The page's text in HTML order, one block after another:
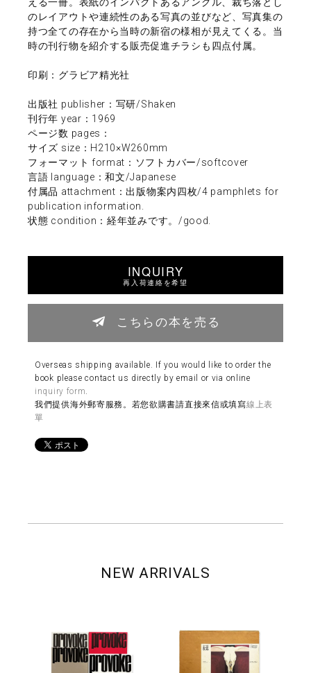
のレイアウトや連続性のある写真の並びなど、写真集の
持つ全ての存在から当時の新宿の様相が見えてくる。当
時の刊行物を紹介する販売促進チラシも四点付属。
印刷：グラビア精光社
出版社 publisher：写研/Shaken
刊行年 year：1969
ページ数 pages：
サイズ size：H210×W260mm
フォーマット format：ソフトカバー/softcover
言語 language：和文/Japanese
付属品 attachment：出版物案内四枚/4 pamphlets for
publication information.
状態 condition：経年並みです。/good.
INQUIRY
再入荷連絡を希望
こちらの本を売る
Overseas shipping available. If you would like to order the
book please contact us directly by email or via online
inquiry form
我們提供海外郵寄服務。若您欲購書請直接來信或填寫線上表
單
NEW ARRIVALS